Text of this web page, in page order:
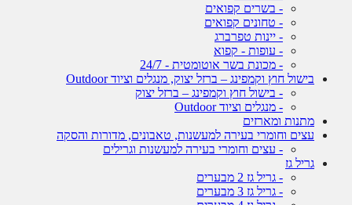
- בשרים קפואים
- טחונים קפואים
- יינות טפרברג
- עופות - קפוא
- מכונת בשר אוטומטית - 24/7
בישול חוץ וקמפינג – ברזל יצוק, מנגלים וציוד Outdoor
- בישול חוץ וקמפינג – ברזל יצוק
- מנגלים וציוד Outdoor
מתנות ומארזים
עצים וחומרי בעירה למעשנות, טאבונים, מדורות והסקה
- עצים וחומרי בעירה למעשנות וגרילים
גריל גז
- גריל גז 2 מבערים
- גריל גז 3 מבערים